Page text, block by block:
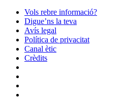
Vols rebre informació?
Digue’ns la teva
Avís legal
Política de privacitat
Canal ètic
Crèdits